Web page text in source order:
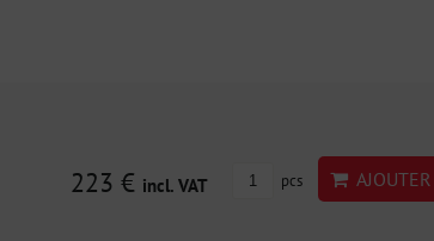
223 € incl. VAT pcs